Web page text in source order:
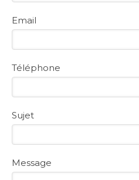
Email
Téléphone
Sujet
Message